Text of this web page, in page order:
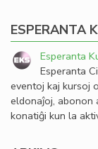
ESPERANTA
Esperanta
Esperanta
eventoj kaj kursoj
eldonaĵoj, abonon
konatiĝi kun la